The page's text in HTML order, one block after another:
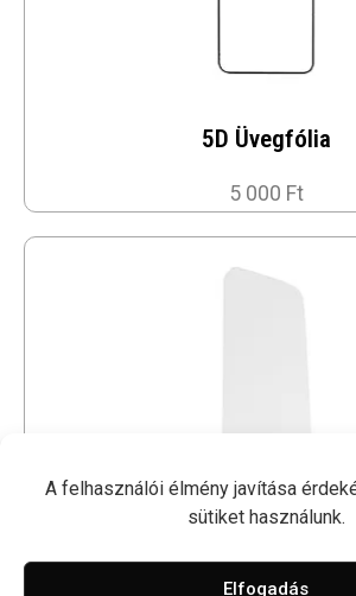
A felhasználói élmény javítása
sütiket használunk.
Elfogadás
5D Üvegfólia
5 000 Ft